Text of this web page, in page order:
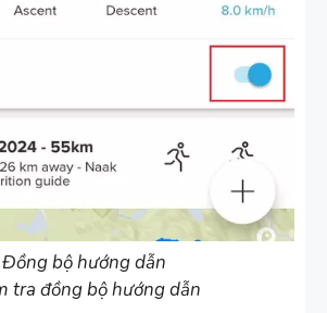
Đồng bộ hướng dẫn
tra đồng bộ hướng dẫn